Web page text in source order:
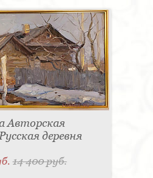
Авторская
деревня
14 400 руб.